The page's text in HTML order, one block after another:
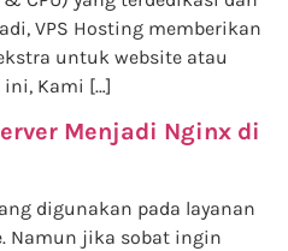
VPS Hosting memberikan
untuk website atau
Kami […]
Menjadi Nginx di
digunakan pada layanan
Namun jika sobat ingin